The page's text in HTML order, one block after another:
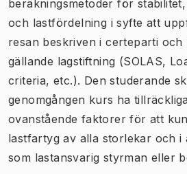
beräkningsmetoder för
och lastfördelning i syfte att
resan beskriven i certeparti och
gällande lagstiftning (SOLAS,
criteria, etc.). Den studerande
genomgången kurs ha
ovanstående faktorer för att
lastfartyg av alla storlekar och i
som lastansvarig styrman eller